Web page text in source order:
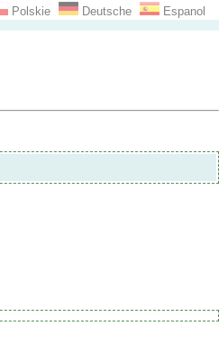
Polskie Deutsche Espanol